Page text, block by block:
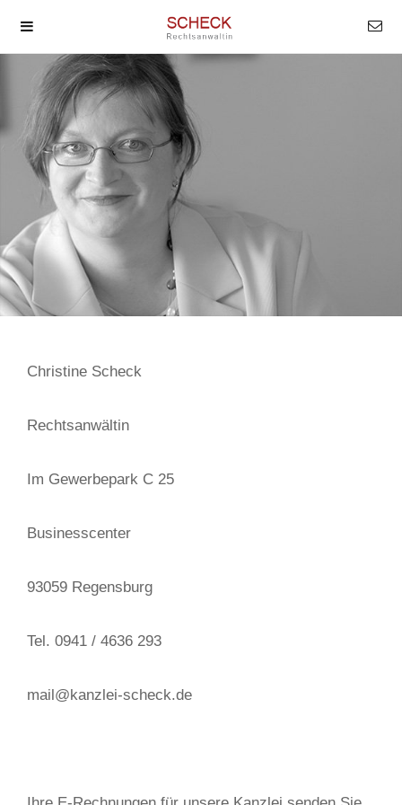
Christine Scheck
Rechtsanwältin
Im Gewerbepark C 25
Businesscenter
93059 Regensburg
Tel. 0941 / 4636 293
mail@kanzlei-scheck.de